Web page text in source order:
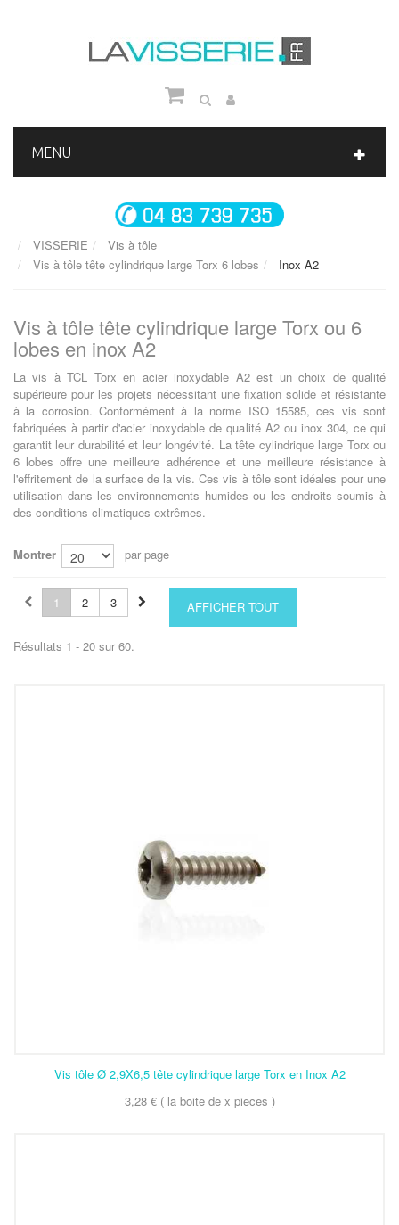
MENU
VISSERIE
Vis à tôle
Vis à tôle tête cylindrique large Torx 6 lobes
Inox A2
Vis à tôle tête cylindrique large Torx ou 6
lobes en inox A2
La vis à TCL Torx en acier inoxydable A2 est un choix de qualité
supérieure pour les projets nécessitant une fixation solide et résistante
à la corrosion. Conformément à la norme ISO 15585, ces vis sont
fabriquées à partir d'acier inoxydable de qualité A2 ou inox 304, ce qui
garantit leur durabilité et leur longévité. La tête cylindrique large Torx ou
6 lobes offre une meilleure adhérence et une meilleure résistance à
l'effritement de la surface de la vis. Ces vis à tôle sont idéales pour une
utilisation dans les environnements humides ou les endroits soumis à
des conditions climatiques extrêmes.
Montrer par page
AFFICHER TOUT
1 2 3
Résultats 1 - 20 sur 60.
Vis tôle Ø 2,9X6,5 tête cylindrique large Torx en Inox A2
3,28 € ( la boite de x pieces )